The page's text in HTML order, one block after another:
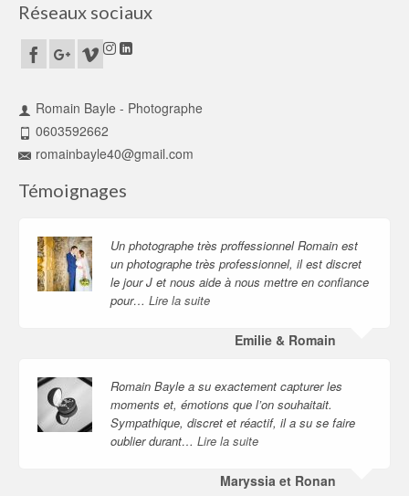
Réseaux sociaux
Romain Bayle - Photographe
0603592662
romainbayle40@gmail.com
Témoignages
Un photographe très proffessionnel Romain est
un photographe très professionnel, il est discret
le jour J et nous aide à nous mettre en confiance
pour… Lire la suite
Emilie & Romain
Romain Bayle a su exactement capturer les
moments et, émotions que l’on souhaitait.
Sympathique, discret et réactif, il a su se faire
oublier durant… Lire la suite
Maryssia et Ronan